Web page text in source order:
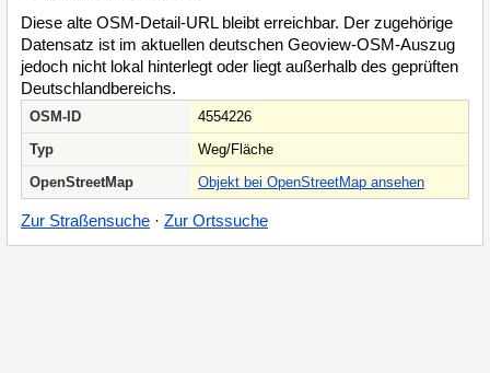
Diese alte OSM-Detail-URL bleibt erreichbar. Der zugehörige
Datensatz ist im aktuellen deutschen Geoview-OSM-Auszug
jedoch nicht lokal hinterlegt oder liegt außerhalb des geprüften
Deutschlandbereichs.
OSM-ID
4554226
Typ
Weg/Fläche
OpenStreetMap
Objekt bei OpenStreetMap ansehen
Zur Straßensuche · Zur Ortssuche